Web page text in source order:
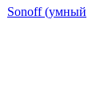
Sonoff (умный